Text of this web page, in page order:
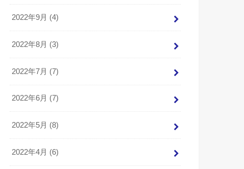
2022年9月 (4)
2022年8月 (3)
2022年7月 (7)
2022年6月 (7)
2022年5月 (8)
2022年4月 (6)